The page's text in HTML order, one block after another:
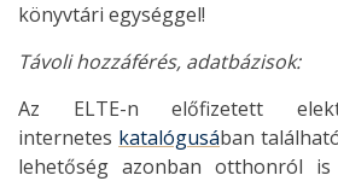
könyvtári egységgel!
Távoli hozzáférés, adatbázisok:
Az ELTE-n előfizetett
internetes katalógusában
lehetőség azonban otthonról